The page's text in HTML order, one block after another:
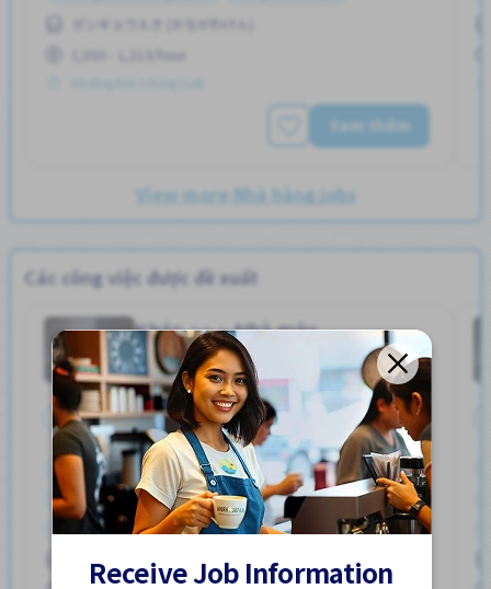
ゼンギョウえき (かながわけん)
1,050 - 1,313/hour
Xem thêm
View more Nhà hàng jobs
Các công việc được đề xuất
KhácJob inNhà máy
Toàn thời gian
Bãi đậu xe đạp Bãi đỗ xe
Gần ga tàu
Giao dịch đã thanh toán
Hỗ trợ bữa ăn
Ký túc xá được bảo hiểm một phần
Lao động người nước ngoài
Nâng cao Phúc lợi
ハユカえき (かがわけん)
Receive Job Information